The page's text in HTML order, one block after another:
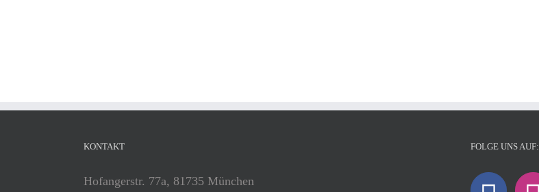
KONTAKT
Hofangerstr. 77a, 81735 München
FOLGE UNS AUF: